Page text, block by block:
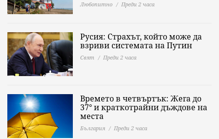
Любопитно Преди 2 часа
Русия: Страхът, който може да
взриви системата на Путин
Свят Преди 2 часа
Времето в четвъртък: Жега до
37° и краткотрайни дъждове на
места
България Преди 2 часа